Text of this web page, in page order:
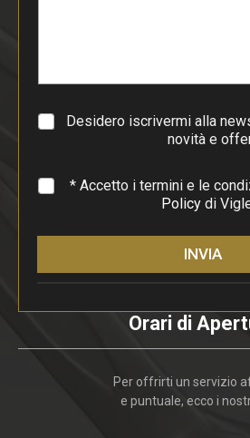
g
a
f
Desidero iscrivermi alla
novità e
* * Accetto i termini e le
Policydi
INVIA
Orari di
Per offrirti un servizio
e puntuale, ecco i